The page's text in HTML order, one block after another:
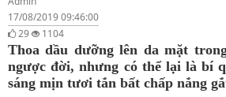
17/08/2019 09:46:00
29
1104
Thoa dầu dưỡng lên da mặt
ngược đời, nhưng có thể lại là bí
sáng mịn tươi tắn bất chấp nắng